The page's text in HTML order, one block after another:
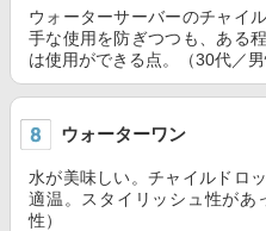
ウォーターサーバーのチャイ
手な使用を防ぎつつも、ある
は使用ができる点。（30代／男
ウォーターワン
水が美味しい。チャイルドロ
適温。スタイリッシュ性があ
性）